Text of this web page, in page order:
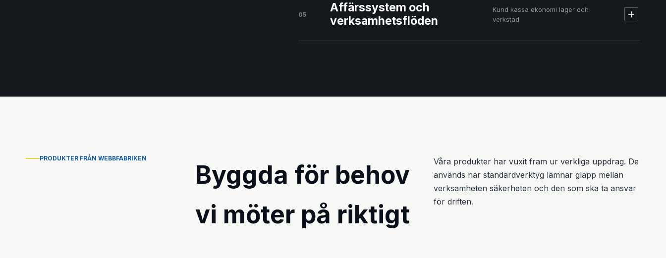
05
Affärssystem och
verksamhetsflöden
Kund kassa ekonomi lager och
verkstad
PRODUKTER FRÅN WEBBFABRIKEN
Byggda för behov
vi möter på riktigt
Våra produkter har vuxit fram ur verkliga uppdrag. De
används när standardverktyg lämnar glapp mellan
verksamheten säkerheten och den som ska ta ansvar
för driften.